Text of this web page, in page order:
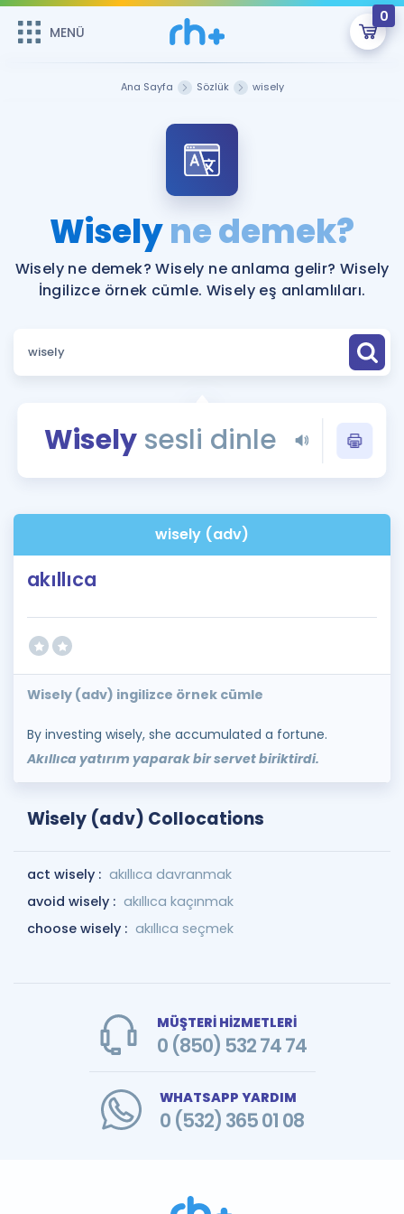
MENÜ
0
Şifremi Hatırlamıyorum
ÜYE DEĞİLİM
Sepetin Şu An Boş.
Remzi Hoca ile seni sınava hazırlayacak onlarca eğitim seni
bekliyor!
MENÜ
Katılımcı Görüşleri
Faydalı Araçlar
Sözlük
Rehberlik Aracı
Blog
İngilizce Gramer
Ana Sayfa Sözlük wisely
Wiselyne demek?
Wisely ne demek? Wisely ne anlama gelir? Wisely
İngilizce örnek cümle. Wisely eş anlamlıları.
Wisely sesli dinle
wisely (adv)
akıllıca
Wisely (adv) ingilizce örnek cümle
By investing wisely, she accumulated a fortune.
Akıllıca yatırım yaparak bir servet biriktirdi.
Wisely (adv) Collocations
act wisely : akıllıca davranmak
avoid wisely : akıllıca kaçınmak
choose wisely : akıllıca seçmek
MÜŞTERİ HİZMETLERİ
0 (850) 532 74 74
WHATSAPP YARDIM
0 (532) 365 01 08